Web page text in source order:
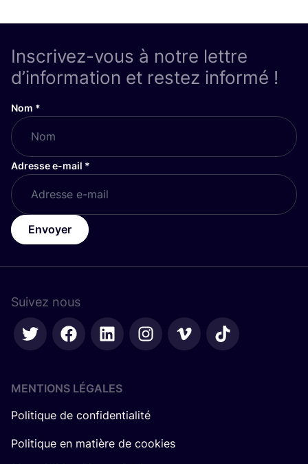
Inscrivez-vous à notre lettre
d’information et restez informé !
Nom *
Adresse e-mail *
Envoyer
Suivez nous
MENTIONS LÉGALES
Politique de confidentialité
Politique en matière de cookies